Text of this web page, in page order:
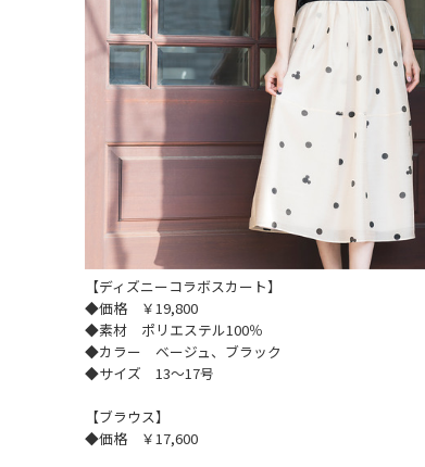
【ディズニーコラボスカート】
◆価格 ￥19,800
◆素材 ポリエステル100％
◆カラー ベージュ、ブラック
◆サイズ 13～17号
【ブラウス】
◆価格 ￥17,600